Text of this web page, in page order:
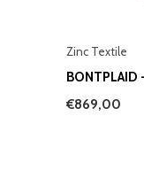
Zinc Textile
BONTPLAID
€869,00